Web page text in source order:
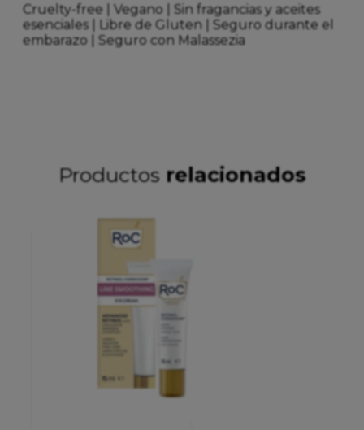
Cruelty-free | Vegano | Sin fragancias y aceites
esenciales | Libre de Gluten | Seguro durante el
embarazo | Seguro con Malassezia
Productos relacionados